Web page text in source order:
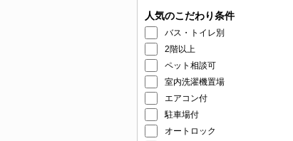
人気のこだわり条件
バス・トイレ別
2階以上
ペット相談可
室内洗濯機置場
エアコン付
駐車場付
オートロック